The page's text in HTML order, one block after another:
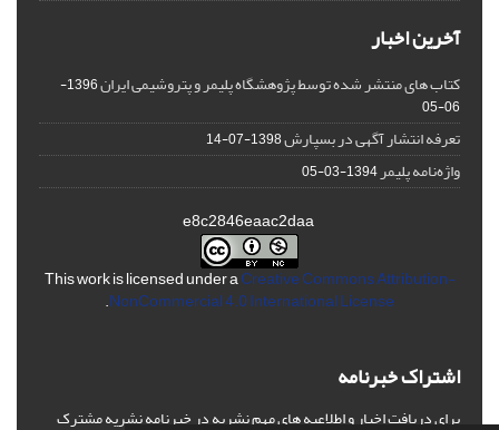
آخرین اخبار
کتاب های منتشر شده توسط پژوهشگاه پلیمر و پتروشیمی ایران
1396-
06-05
تعرفه انتشار آگهی در بسپارش1398-07-14
واژه‌نامه پلیمر1394-03-05
This work is licensed under aCreative Commons Attribution-
NonCommercial 4.0 International License
.
اشتراک خبرنامه
برای دریافت اخبار و اطلاعیه های مهم نشریه در خبرنامه نشریه مشترک